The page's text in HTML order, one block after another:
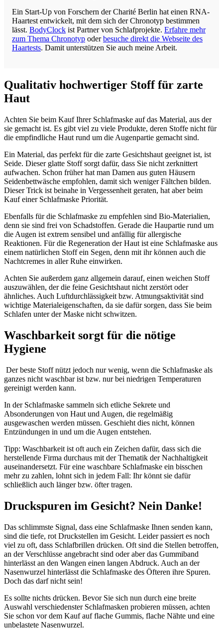
Ein Start-Up von Forschern der Charité Berlin hat einen RNA-
Haartest entwickelt, mit dem sich der Chronotyp bestimmen
lässt. BodyClock ist Partner von Schlafprojekte. Erfahre mehr
zum Thema Chronotyp oderbesuche direkt die Webseite des
Haartests. Damit unterstützen Sie auch meine Arbeit.
Qualitativ hochwertiger Stoff für zarte
Haut
Achten Sie beim Kauf Ihrer Schlafmaske auf das Material, aus der
sie gemacht ist. Es gibt viel zu viele Produkte, deren Stoffe nicht für
die empfindliche Haut rund um die Augenpartie gemacht sind.
Ein Material, das perfekt für die zarte Gesichtshaut geeignet ist, ist
Seide. Dieser glatte Stoff sorgt dafür, dass Sie nicht zerknittert
aufwachen. Schon früher hat man Damen aus guten Häusern
Seidenbettwäsche empfohlen, damit sich weniger Fältchen bilden.
Dieser Trick ist beinahe in Vergessenheit geraten, hat aber beim
Kauf einer Schlafmaske Priorität.
Ebenfalls für die Schlafmaske zu empfehlen sind Bio-Materialien,
denn sie sind frei von Schadstoffen. Gerade die Haupartie rund um
die Augen ist extrem sensibel und anfällig für allergische
Reaktionen. Für die Regeneration der Haut ist eine Schlafmaske aus
einem natürlichen Stoff ein Segen, denn mit ihr können auch die
Nachtcremes in aller Ruhe einwirken.
Achten Sie außerdem ganz allgemein darauf, einen weichen Stoff
auszuwählen, der die feine Gesichtshaut nicht zerstört oder
ähnliches. Auch Luftdurchlässigkeit bzw. Atmungsaktivität sind
wichtige Materialeigenschaften, da sie dafür sorgen, dass Sie beim
Schlafen unter der Maske nicht schwitzen.
Waschbarkeit sorgt für die nötige
Hygiene
Der beste Stoff nützt jedoch nur wenig, wenn die Schlafmaske als
ganzes nicht waschbar ist bzw. nur bei niedrigen Temperaturen
gereinigt werden kann.
In der Schlafmaske sammeln sich etliche Sekrete und
Absonderungen von Haut und Augen, die regelmäßig
ausgewaschen werden müssen. Geschieht dies nicht, können
Entzündungen in und um die Augen entstehen.
Tipp: Waschbarkeit ist oft auch ein Zeichen dafür, dass sich die
herstellende Firma durchaus mit der Thematik der Nachhaltigkeit
auseinandersetzt. Für eine waschbare Schlafmaske ein bisschen
mehr zu zahlen, lohnt sich in jedem Fall: Ihr könnt sie dafür
schließlich auch länger bzw. öfter tragen.
Druckspuren im Gesicht? Nein Danke!
Das schlimmste Signal, dass eine Schlafmaske Ihnen senden kann,
sind die tiefe, rot Druckstellen im Gesicht. Leider passiert es noch
viel zu oft, dass Schlafbrillen drücken. Oft sind die Stellen betroffen,
an der Verschlüsse angebracht sind oder aber das Gummiband
hinterlässt an den Wangen einen langen Abdruck. Auch an der
Nasenwurzel hinterlässt die Schlafmaske des Öfteren ihre Spuren.
Doch das darf nicht sein!
Es sollte nichts drücken. Bevor Sie sich nun durch eine breite
Auswahl verschiedenster Schlafmasken probieren müssen, achten
Sie schon vor dem Kauf auf flache Gummis, flache Nähte und eine
unbelastete Nasenwurzel.